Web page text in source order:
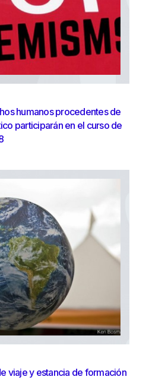
humanos procedentes de
participarán en el curso de
viaje y estancia de formación